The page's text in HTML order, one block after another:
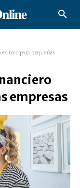
para pequeñas
empresas